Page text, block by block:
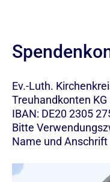
Ev.-Luth.
Treuhandkonten KG
IBAN: DE20 2305
Bitte
Name und Anschrift